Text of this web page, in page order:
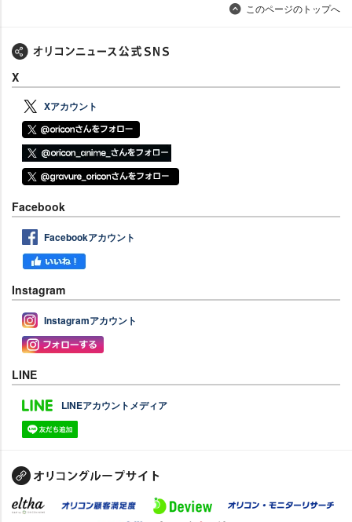
このページのトップへ
X
Xアカウント
Facebook
Facebookアカウント
Instagram
Instagramアカウント
LINE
LINEアカウントメディア